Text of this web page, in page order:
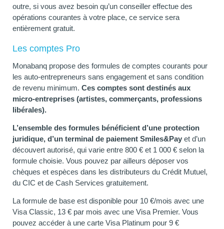
outre, si vous avez besoin qu’un conseiller effectue des
opérations courantes à votre place, ce service sera
entièrement gratuit.
Les comptes Pro
Monabanq propose des formules de comptes courants pour
les auto-entrepreneurs sans engagement et sans condition
de revenu minimum. Ces comptes sont destinés aux
micro-entreprises (artistes, commerçants, professions
libérales).
L’ensemble des formules bénéficient d’une protection
juridique, d’un terminal de paiement Smiles&Pay et d’un
découvert autorisé, qui varie entre 800 € et 1 000 € selon la
formule choisie. Vous pouvez par ailleurs déposer vos
chèques et espèces dans les distributeurs du Crédit Mutuel,
du CIC et de Cash Services gratuitement.
La formule de base est disponible pour 10 €/mois avec une
Visa Classic, 13 € par mois avec une Visa Premier. Vous
pouvez accéder à une carte Visa Platinum pour 9 €